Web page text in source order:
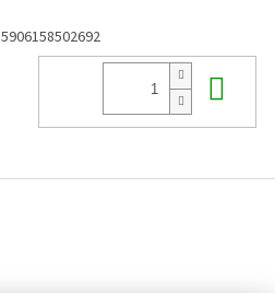
5906158502692